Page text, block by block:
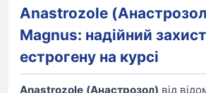
Anastrozole
Magnus: надійний
естрогену на курсі
Anastrozole (Анастрозол) від